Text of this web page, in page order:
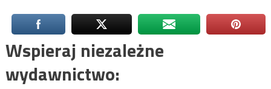
Wspieraj niezależne
wydawnictwo: